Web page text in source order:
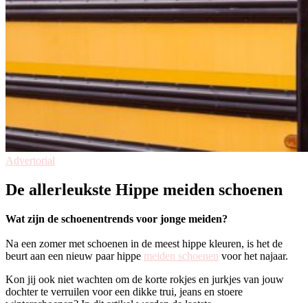
Advertorial
De allerleukste Hippe meiden schoenen
Wat zijn de schoenentrends voor jonge meiden?
Na een zomer met schoenen in de meest hippe kleuren, is het de
beurt aan een nieuw paar hippe meiden schoenen voor het najaar.
Kon jij ook niet wachten om de korte rokjes en jurkjes van jouw
dochter te verruilen voor een dikke trui, jeans en stoere